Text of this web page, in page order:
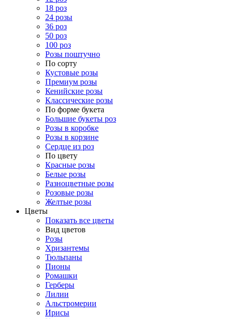
18 роз
24 розы
36 роз
50 роз
100 роз
Розы поштучно
По сорту
Кустовые розы
Премиум розы
Кенийские розы
Классические розы
По форме букета
Большие букеты роз
Розы в коробке
Розы в корзине
Сердце из роз
По цвету
Красные розы
Белые розы
Разноцветные розы
Розовые розы
Желтые розы
Цветы
Показать все цветы
Вид цветов
Розы
Хризантемы
Тюльпаны
Пионы
Ромашки
Герберы
Лилии
Альстромерии
Ирисы